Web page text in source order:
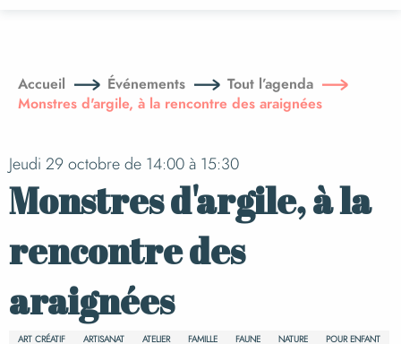
principal
Accueil Événements
Tout l’agenda
Monstres d'argile, à la rencontre des araignées
Jeudi 29 octobre de 14:00 à 15:30
Monstres d'argile, à la
rencontre des
araignées
ART CRÉATIF ARTISANAT ATELIER FAMILLE FAUNE NATURE
POUR ENFANT